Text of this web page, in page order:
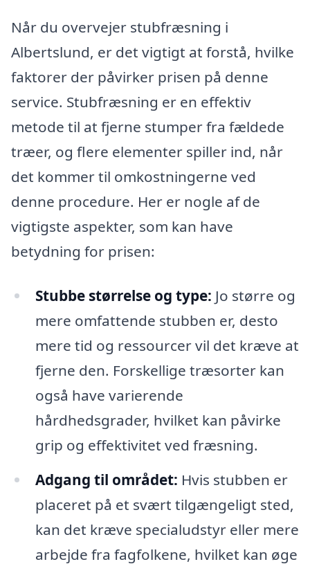
Når du overvejer stubfræsning i
Albertslund, er det vigtigt at forstå, hvilke
faktorer der påvirker prisen på denne
service. Stubfræsning er en effektiv
metode til at fjerne stumper fra fældede
træer, og flere elementer spiller ind, når
det kommer til omkostningerne ved
denne procedure. Her er nogle af de
vigtigste aspekter, som kan have
betydning for prisen:
Stubbe størrelse og type: Jo større og
mere omfattende stubben er, desto
mere tid og ressourcer vil det kræve at
fjerne den. Forskellige træsorter kan
også have varierende
hårdhedsgrader, hvilket kan påvirke
grip og effektivitet ved fræsning.
Adgang til området: Hvis stubben er
placeret på et svært tilgængeligt sted,
kan det kræve specialudstyr eller mere
arbejde fra fagfolkene, hvilket kan øge